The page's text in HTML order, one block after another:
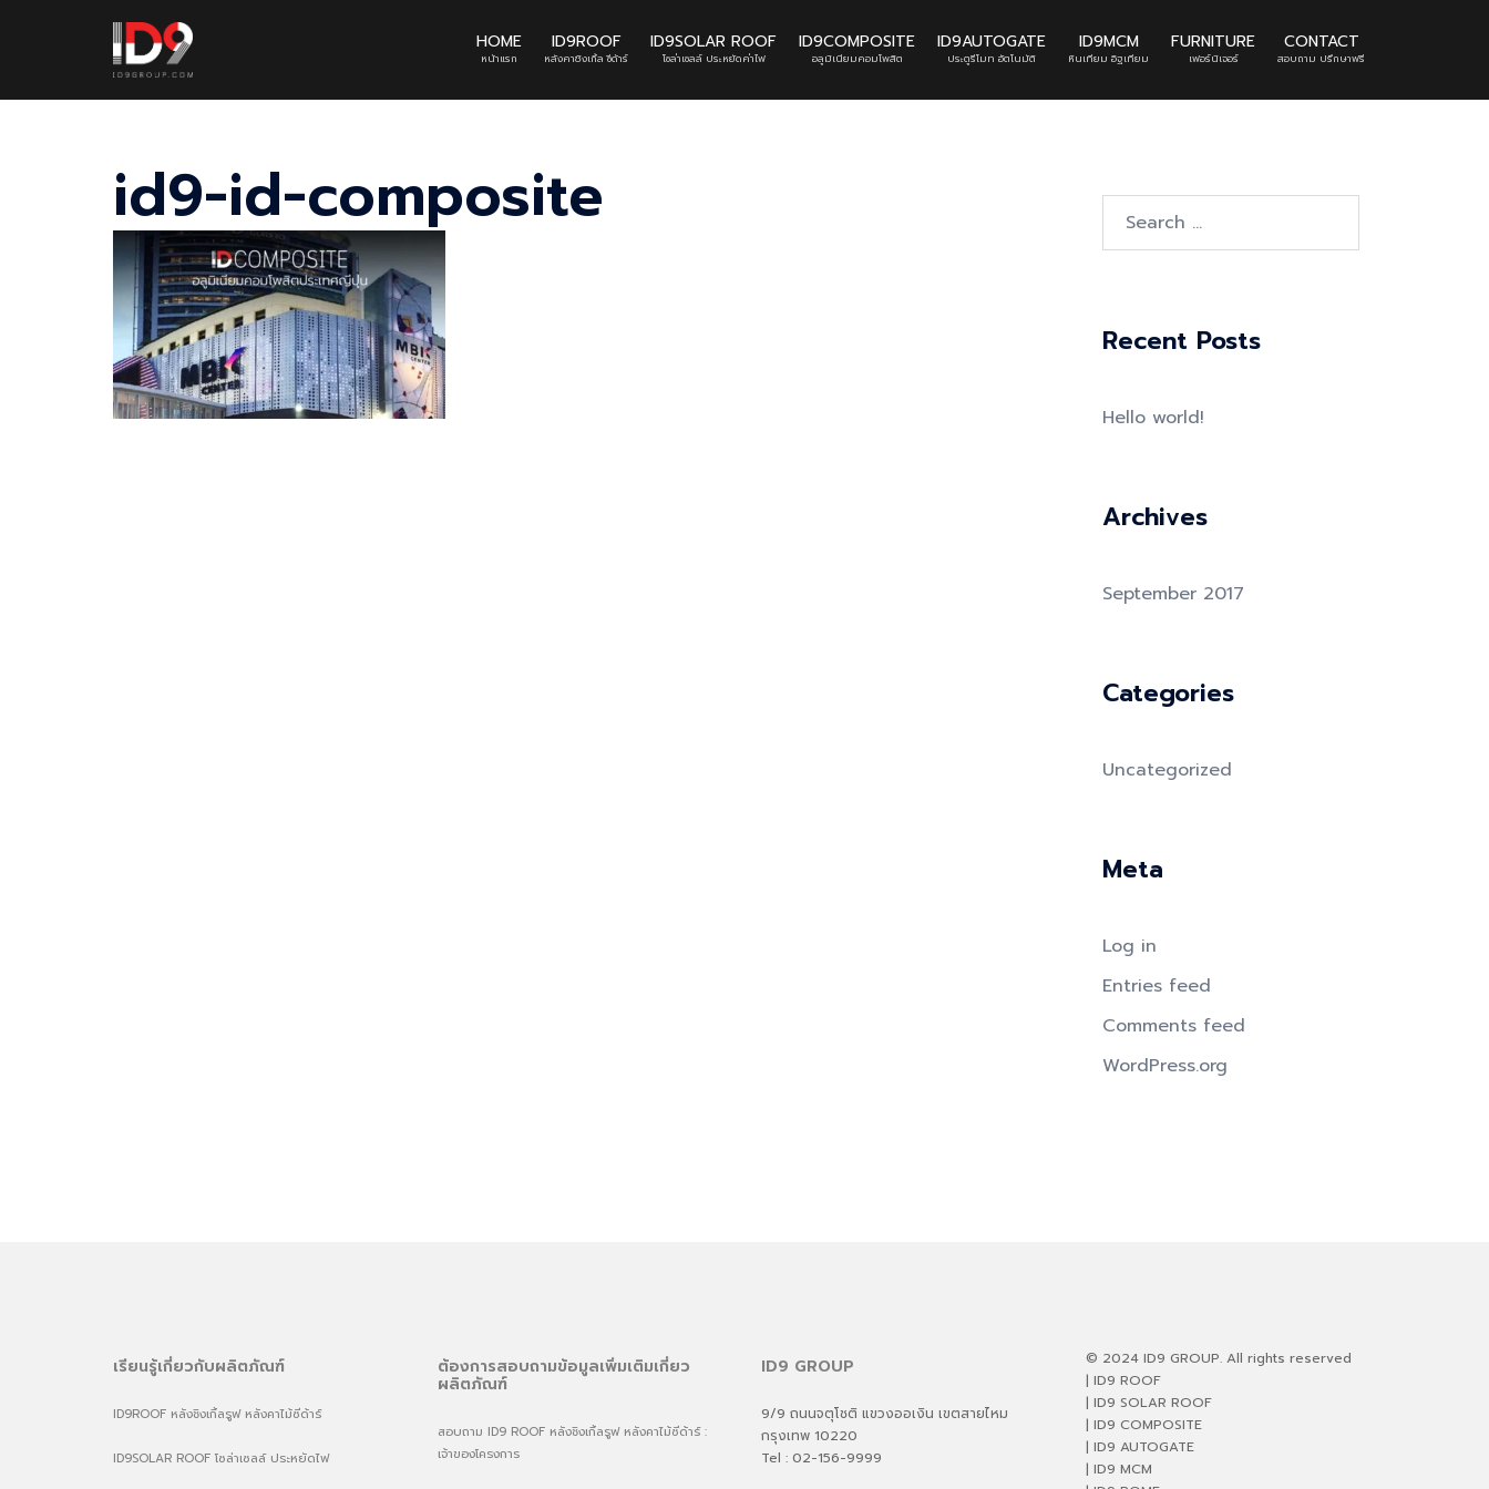
HOME
หน้าแรก
ID9ROOF
หลังคาชิงเกิ้ล ซีด้าร์
ID9SOLAR ROOF
โซล่าเซลล์ ประหยัดค่าไฟ
ID9COMPOSITE
อลูมิเนียมคอมโพสิต
ID9AUTOGATE
ประตูรีโมท อัตโนมัติ
ID9MCM
หินเทียม อิฐเทียม
FURNITURE
เฟอร์นิเจอร์
CONTACT
สอบถาม ปรึกษาฟรี
id9-id-composite
for:
Recent Posts
Hello world!
Archives
September 2017
Categories
Uncategorized
Meta
Log in
Entries feed
Comments feed
WordPress.org
เรียนรู้เกี่ยวกับผลิตภัณฑ์
ID9ROOF หลังชิงเกิ้ลรูฟ หลังคาไม้ซีด้าร์
ID9SOLAR ROOF โซล่าเซลล์ ประหยัดไฟ
ต้องการสอบถามข้อมูลเพิ่มเติมเกี่ยว
ผลิตภัณฑ์
สอบถาม ID9 ROOF หลังชิงเกิ้ลรูฟ หลังคาไม้ซีด้าร์ :
เจ้าของโครงการ
ID9 GROUP
9/9 ถนนจตุโชติ แขวงออเงิน เขตสายไหม
กรุงเทพ 10220
Tel : 02-156-9999
© 2024 ID9 GROUP. All rights reserved
| ID9 ROOF
| ID9 SOLAR ROOF
| ID9 COMPOSITE
| ID9 AUTOGATE
| ID9 MCM